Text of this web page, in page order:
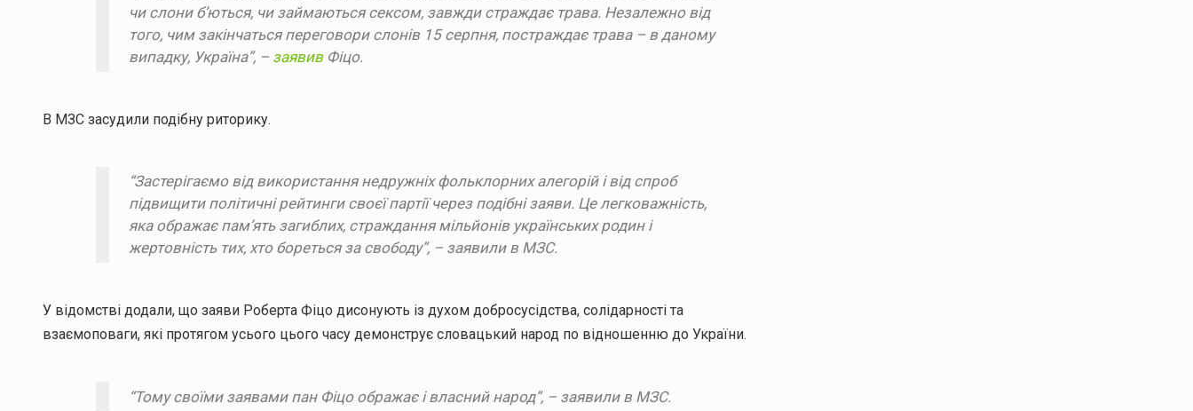
чи слони б’ються, чи займаються сексом, завжди страждає трава. Незалежно від
того, чим закінчаться переговори слонів 15 серпня, постраждає трава – в даному
випадку, Україна”, – заявивФіцо.
В МЗС засудили подібну риторику.
“Застерігаємо від використання недружніх фольклорних алегорій і від спроб
підвищити політичні рейтинги своєї партії через подібні заяви. Це легковажність,
яка ображає пам’ять загиблих, страждання мільйонів українських родин і
жертовність тих, хто бореться за свободу”, – заявили в МЗС.
У відомстві додали, що заяви Роберта Фіцо дисонують із духом добросусідства, солідарності та
взаємоповаги, які протягом усього цього часу демонструє словацький народ по відношенню до України.
“Тому своїми заявами пан Фіцо ображає і власний народ”, – заявили в МЗС.